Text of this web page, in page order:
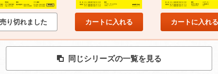
売り切れました カートに入れる カートに入れる
同じシリーズの一覧を見る